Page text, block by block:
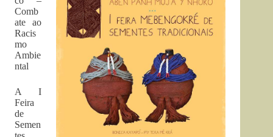
Comb
ate ao
Racis
mo
Ambie
ntal
A I
Feira
de
Semen